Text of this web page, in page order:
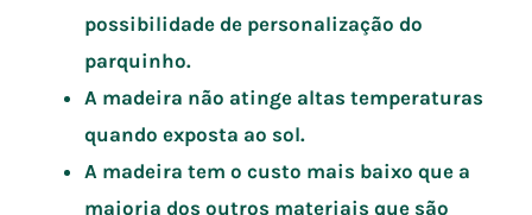
possibilidade de personalização do
parquinho.
A madeira não atinge altas temperaturas
quando exposta ao sol.
A madeira tem o custo mais baixo que a
maioria dos outros materiais que são